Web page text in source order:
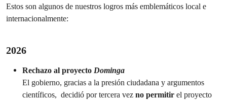
Estos son algunos de nuestros logros más emblemáticos local e
internacionalmente:
2026
Rechazo al proyecto Dominga
El gobierno, gracias a la presión ciudadana y argumentos
científicos, decidió por tercera vez no permitir el proyecto